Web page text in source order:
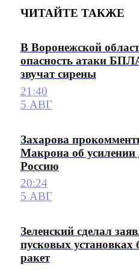
ЧИТАЙТЕ ТАКЖЕ
В Воронежской
опасность атаки
звучат сирены
21:40
5 АВГ
Захарова
Макрона об усилении
Россию
20:24
5 АВГ
Зеленский сделал
пусковых установках
ракет